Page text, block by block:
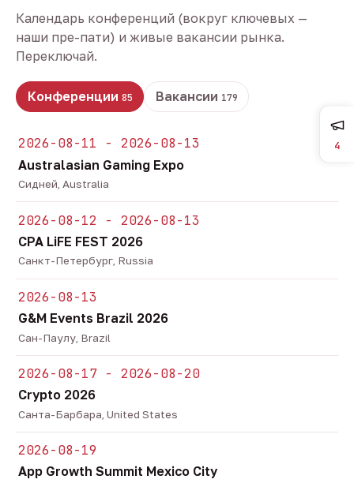
Календарь конференций (вокруг ключевых —
наши пре-пати) и живые вакансии рынка.
Переключай.
Конференции 85 Вакансии 179
2026-08-11 - 2026-08-13
Australasian Gaming Expo
Сидней, Australia
2026-08-12 - 2026-08-13
CPA LiFE FEST 2026
Санкт-Петербург, Russia
2026-08-13
G&M Events Brazil 2026
Сан-Паулу, Brazil
2026-08-17 - 2026-08-20
Crypto 2026
Санта-Барбара, United States
2026-08-19
App Growth Summit Mexico City
4